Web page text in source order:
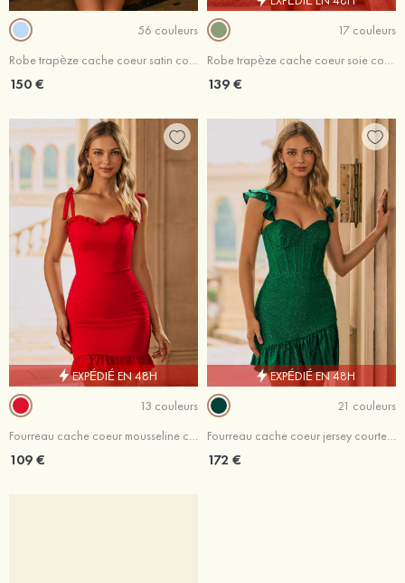
56 couleurs
Robe trapèze cache coeur satin courte/mini robe de fête de la rentré avec appliqué perles
150 €
17 couleurs
Robe trapèze cache coeur soie comme du satin courte/mini robe de fête de la rentré avec appliqué perles
139 €
EXPÉDIÉ EN 48H
13 couleurs
Fourreau cache coeur mousseline courte/mini robe de fête de la rentré avec volants noeuds papillons
109 €
EXPÉDIÉ EN 48H
21 couleurs
Fourreau cache coeur jersey courte/mini robe de fête de la rentré avec cristal volants
172 €